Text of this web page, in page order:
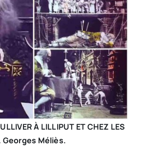
À LILLIPUT ET CHEZ LES
Georges Méliès.